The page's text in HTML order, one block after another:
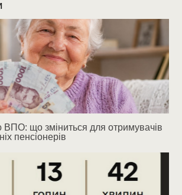
ВПО: що зміниться для отримувачів
пенсіонерів